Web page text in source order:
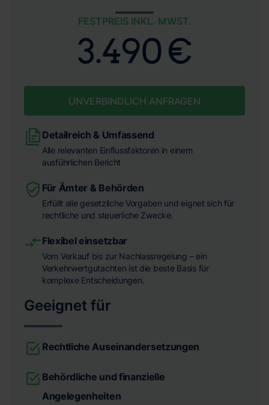
FESTPREIS INKL. MWST.
3.490 €
UNVERBINDLICH ANFRAGEN
Detailreich & Umfassend
Alle relevanten Einflussfaktoren in einem
ausführlichen Bericht
Für Ämter & Behörden
Erfüllt alle gesetzliche Vorgaben und eignet sich für
rechtliche und steuerliche Zwecke.
Flexibel einsetzbar
Vom Verkauf bis zur Nachlassregelung – ein
Verkehrwertgutachten ist die beste Basis für
komplexe Entscheidungen.
Geeignet für
Rechtliche Auseinandersetzungen
Behördliche und finanzielle
Angelegenheiten